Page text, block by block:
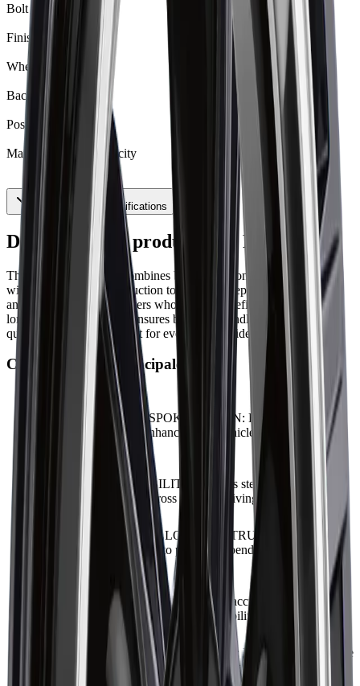
Bolt Pattern
5X112
Finish
Gloss Black
Wheel Width
Backspacing
6.272
Positive Offset
45
Maximum Load Capacity
1708.5805
Afficher les 15 spécifications
Description du produit ART R19319001
The ART Replica 193 combines bold, precision-engineered design
with durable alloy construction to deliver exceptional performance
and style. Crafted for drivers who seek both refined aesthetics and
long-lasting reliability, it ensures balanced handling, smooth ride
quality, and precise fitment for everyday confidence.
Caractéristiques principales
DYNAMIC MULTI-SPOKE DESIGN: Features a bold,
balanced layout that enhances both vehicle appearance and
ENGINEERED STABILITY
Ensures steady handling and
reliable performance across varying driving conditions.
HIGH-STRENGTH ALLOY CONSTRUCTION :
Built
from premium materials to provide dependable durability and
consistent performance.
PRECISION FITMENT :Guarantees accurate hub alignment,
secure installation, and long-term reliability.
SMOOTH DRIVING EXPERIENCE :Designed to minimize
vibration and deliver a comfortable, balanced ride.